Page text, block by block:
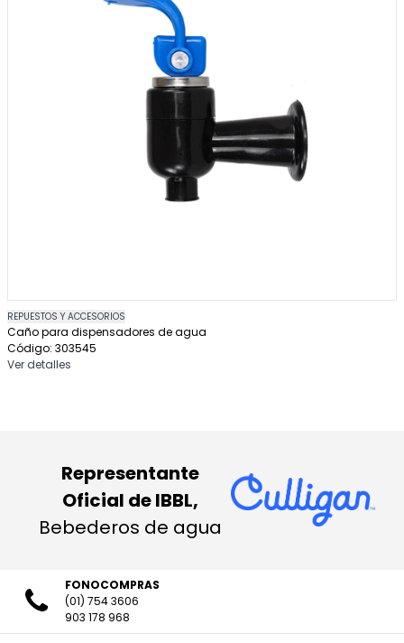
REPUESTOS Y ACCESORIOS
Caño para dispensadores de agua
Código: 303545
Ver detalles
Representante
Oficial de IBBL,
Bebederos de agua
FONOCOMPRAS
(01) 754 3606
903 178 968